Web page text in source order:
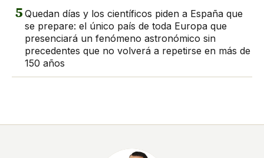
5 Quedan días y los científicos piden a España que
se prepare: el único país de toda Europa que
presenciará un fenómeno astronómico sin
precedentes que no volverá a repetirse en más de
150 años